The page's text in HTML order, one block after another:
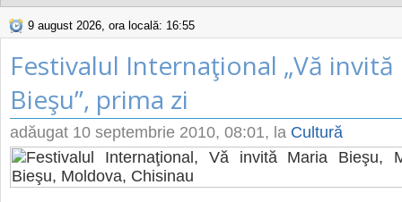
9 august 2026, ora locală: 16:55
Festivalul Internaţional „Vă
Bieşu”, prima zi
adăugat 10 septembrie 2010, 08:01, la Cultură